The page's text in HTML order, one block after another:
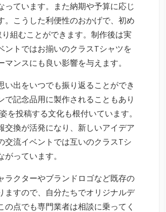
ています。また納期や予算に応じ
。こうした利便性のおかげで、初め
組むことができます。制作後は実
ントではお揃いのクラスTシャツを
ンスにも良い影響を与えます。
出をいつでも振り返ることができ
記念品用に製作されることもあり
を投稿する文化も根付いています。
交換が活発になり、新しいアイデア
交流イベントでは互いのクラスTシ
っています。
ラクターやブランドロゴなど既存の
ますので、自分たちでオリジナルデ
点でも専門業者は相談に乗ってく